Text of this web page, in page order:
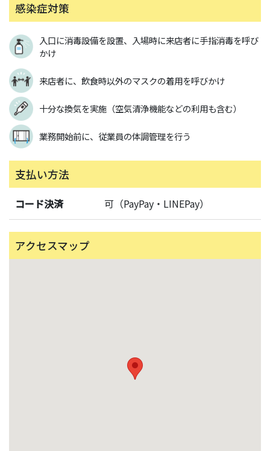
感染症対策
入口に消毒設備を設置、入場時に来店者に手指消毒を呼び
かけ
来店者に、飲食時以外のマスクの着用を呼びかけ
十分な換気を実施（空気清浄機能などの利用も含む）
業務開始前に、従業員の体調管理を行う
支払い方法
コード決済 可（PayPay・LINEPay）
アクセスマップ